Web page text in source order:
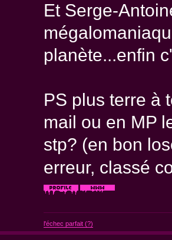
Et Serge-
planète...enfin
PS plus terre à
mail ou en MP
stp? (en bon
erreur, classé
l'échec parfait (?)